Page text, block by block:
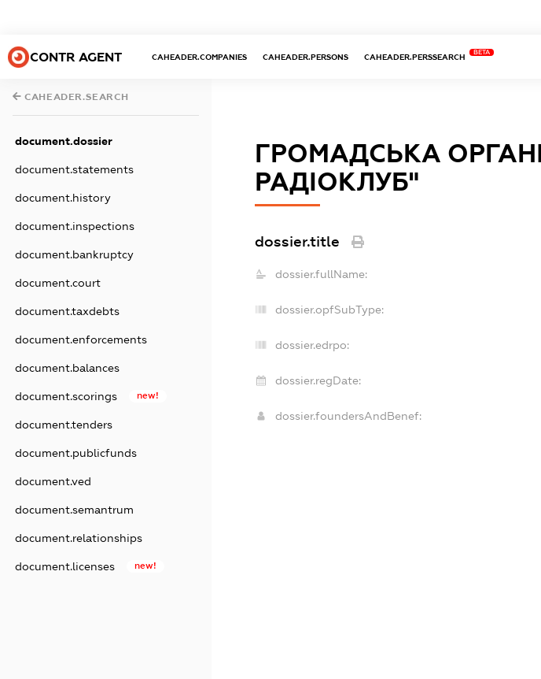
CONTR AGENT CAHEADER.COMPANIES CAHEADER.PERSONS CAHEADER.PERSSEARCH
BETA
CAHEADER.SEARCH
document.dossier
document.statements
document.history
document.inspections
document.bankruptcy
document.court
document.taxdebts
document.enforcements
document.balances
document.scorings new!
document.tenders
document.publicfunds
document.ved
document.semantrum
document.relationships
document.licenses new!
ГРОМАДСЬКА
РАДІОКЛУБ"
dossier.title
dossier.fullName:
dossier.opfSubType:
dossier.edrpo:
dossier.regDate:
dossier.foundersAndBenef: